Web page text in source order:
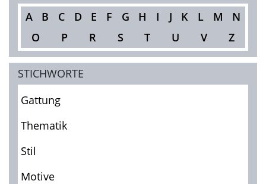
A
B C D E F G H I J K L M
N
O
P R S T U V Z
STICHWORTE
Gattung
Thematik
Stil
Motive